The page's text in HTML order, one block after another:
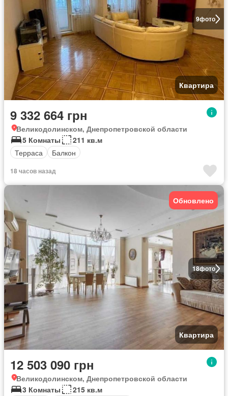
9фото
Квартира
9 332 664 грн
Великодолинском, Днепропетровской области
5 Комнаты
211 кв.м
Терраса
Балкон
18 часов назад
18фото
Обновлено
Квартира
12 503 090 грн
Великодолинском, Днепропетровской области
3 Комнаты
215 кв.м